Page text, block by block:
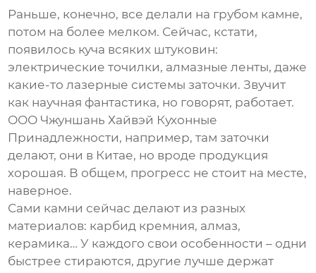
Раньше, конечно, все делали на грубом камне,
потом на более мелком. Сейчас, кстати,
появилось куча всяких штуковин:
электрические точилки, алмазные ленты, даже
какие-то лазерные системы заточки. Звучит
как научная фантастика, но говорят, работает.
ООО Чжуншань Хайвэй Кухонные
Принадлежности, например, там заточки
делают, они в Китае, но вроде продукция
хорошая. В общем, прогресс не стоит на месте,
наверное.
Сами камни сейчас делают из разных
материалов: карбид кремния, алмаз,
керамика… У каждого свои особенности – одни
быстрее стираются, другие лучше держат